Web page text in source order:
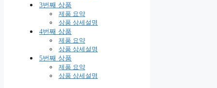
3번째 상품
제품 요약
상품 상세설명
4번째 상품
제품 요약
상품 상세설명
5번째 상품
제품 요약
상품 상세설명